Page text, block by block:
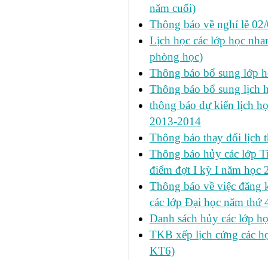
năm cuối)
Thông báo về nghỉ lễ
Lịch học các lớp học
phòng học)
Thông báo bổ sung lớp
Thông báo bổ sung
thông báo dự kiến lịch
2013-2014
Thông báo thay đổi lịch
Thông báo hủy các lớp
điểm đợt I kỳ I năm học
Thông báo về việc đăng
các lớp Đại học năm thứ
Danh sách hủy các lớp
TKB xếp lịch cứng các
KT6)